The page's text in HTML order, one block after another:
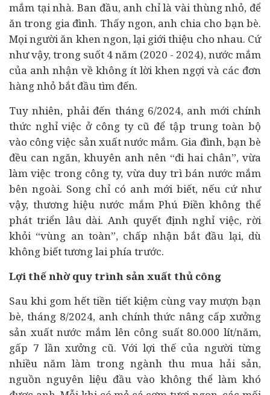
mắm tại nhà. Ban đầu, anh chỉ là vài thùng nhỏ, để
ăn trong gia đình. Thấy ngon, anh chia cho bạn bè.
Mọi người ăn khen ngon, lại giới thiệu cho nhau. Cứ
như vậy, trong suốt 4 năm (2020 - 2024), nước mắm
của anh nhận về không ít lời khen ngợi và các đơn
hàng nhỏ bắt đầu tìm đến.
Tuy nhiên, phải đến tháng 6/2024, anh mới chính
thức nghỉ việc ở công ty cũ để tập trung toàn bộ
vào công việc sản xuất nước mắm. Gia đình, bạn bè
đều can ngăn, khuyên anh nên “đi hai chân”, vừa
làm việc trong công ty, vừa duy trì bán nước mắm
bên ngoài. Song chỉ có anh mới biết, nếu cứ như
vậy, thương hiệu nước mắm Phú Điền không thể
phát triển lâu dài. Anh quyết định nghỉ việc, rời
khỏi “vùng an toàn”, chấp nhận bắt đầu lại, dù
không biết tương lai phía trước.
Lợi thế nhờ quy trình sản xuất thủ công
Sau khi gom hết tiền tiết kiệm cùng vay mượn bạn
bè, tháng 8/2024, anh chính thức nâng cấp xưởng
sản xuất nước mắm lên công suất 80.000 lít/năm,
gấp 7 lần xưởng cũ. Với lợi thế của người từng
nhiều năm làm trong ngành thu mua hải sản,
nguồn nguyên liệu đầu vào không thể làm khó